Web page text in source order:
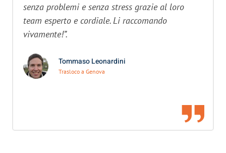
senza problemi e senza stress grazie al loro
team esperto e cordiale. Li raccomando
vivamente!”.
Tommaso Leonardini
Trasloco a Genova